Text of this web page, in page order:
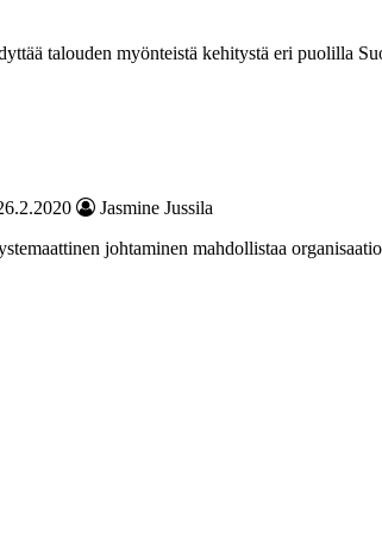
talouden myönteistä kehitystä eri puolilla
Jasmine Jussila
johtaminen mahdollistaa